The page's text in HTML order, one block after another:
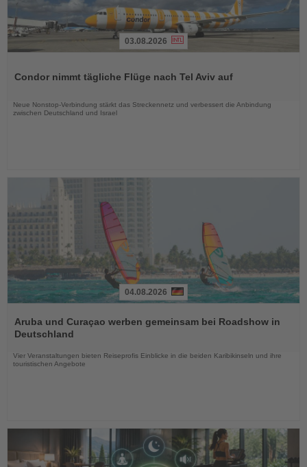
die
03.08.2026
Condor nimmt tägliche Flüge nach Tel Aviv auf
Neue Nonstop-Verbindung stärkt das Streckennetz und verbessert die Anbindung
zwischen Deutschland und Israel
Sie
die
04.08.2026
Aruba und Curaçao werben gemeinsam bei Roadshow in
Deutschland
Vier Veranstaltungen bieten Reiseprofis Einblicke in die beiden Karibikinseln und ihre
touristischen Angebote